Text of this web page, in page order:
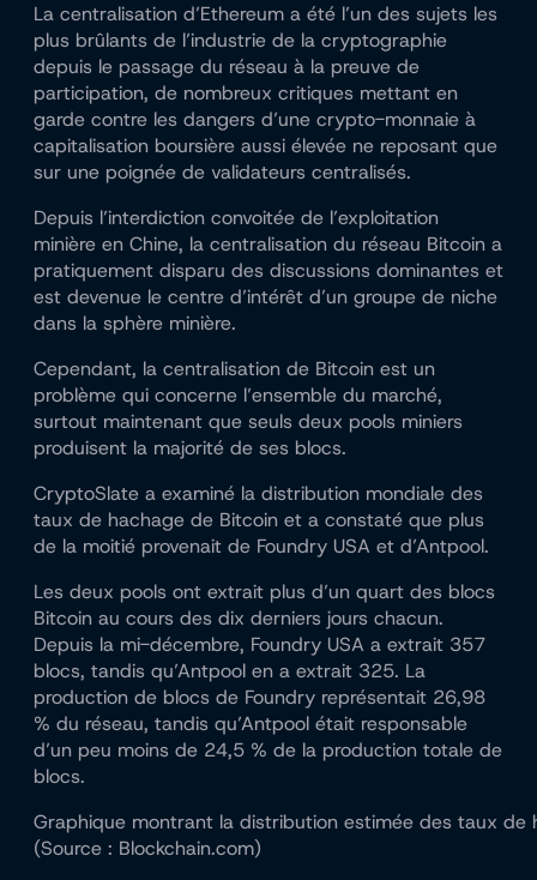
La centralisation d’Ethereum a été l’un des sujets les
plus brûlants de l’industrie de la cryptographie
depuis le passage du réseau à la preuve de
participation, de nombreux critiques mettant en
garde contre les dangers d’une crypto-monnaie à
capitalisation boursière aussi élevée ne reposant que
sur une poignée de validateurs centralisés.
Depuis l’interdiction convoitée de l’exploitation
minière en Chine, la centralisation du réseau Bitcoin a
pratiquement disparu des discussions dominantes et
est devenue le centre d’intérêt d’un groupe de niche
dans la sphère minière.
Cependant, la centralisation de Bitcoin est un
problème qui concerne l’ensemble du marché,
surtout maintenant que seuls deux pools miniers
produisent la majorité de ses blocs.
CryptoSlate a examiné la distribution mondiale des
taux de hachage de Bitcoin et a constaté que plus
de la moitié provenait de Foundry USA et d’Antpool.
Les deux pools ont extrait plus d’un quart des blocs
Bitcoin au cours des dix derniers jours chacun.
Depuis la mi-décembre, Foundry USA a extrait 357
blocs, tandis qu’Antpool en a extrait 325. La
production de blocs de Foundry représentait 26,98
% du réseau, tandis qu’Antpool était responsable
d’un peu moins de 24,5 % de la production totale de
blocs.
Graphique montrant la distribution estimée des taux
(Source : Blockchain.com)